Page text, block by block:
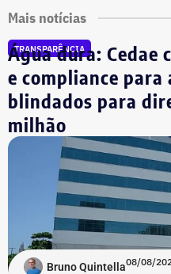
Mais notícias
TRANSPARÊNCIA
Água dura: Cedae
e compliance para
blindados para
milhão
Bruno Quintella08/08/